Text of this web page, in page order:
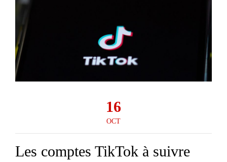
16
OCT
Les comptes TikTok à suivre